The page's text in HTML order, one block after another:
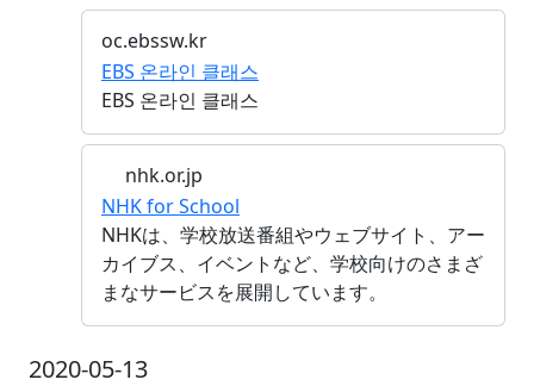
oc.ebssw.kr
EBS 온라인 클래스
EBS 온라인 클래스
nhk.or.jp
NHK for School
NHKは、学校放送番組やウェブサイト、アー
カイブス、イベントなど、学校向けのさまざ
まなサービスを展開しています。
2020-05-13